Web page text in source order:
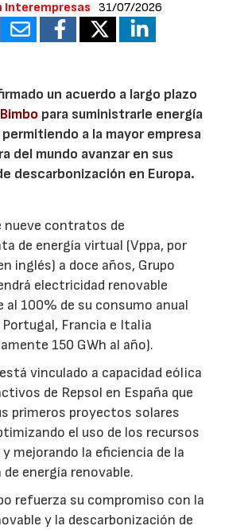
Interempresas 31/07/2026
un acuerdo a largo plazo
para suministrarle energía
a la mayor empresa
del mundo avanzar en sus
descarbonización en Europa.
nueve contratos de
de energía virtual (Vppa, por
inglés) a doce años, Grupo
electricidad renovable
al 100% de su consumo anual
Portugal, Francia e Italia
150 GWh al año).
vinculado a capacidad eólica
de Repsol en España que
primeros proyectos solares
el uso de los recursos
mejorando la eficiencia de la
energía renovable.
refuerza su compromiso con la
y la descarbonización de